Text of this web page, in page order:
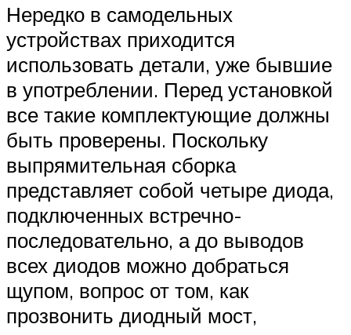
Нередко в самодельных
устройствах приходится
использовать детали, уже бывшие
в употреблении. Перед установкой
все такие комплектующие должны
быть проверены. Поскольку
выпрямительная сборка
представляет собой четыре диода,
подключенных встречно-
последовательно, а до выводов
всех диодов можно добраться
щупом, вопрос от том, как
прозвонить диодный мост,